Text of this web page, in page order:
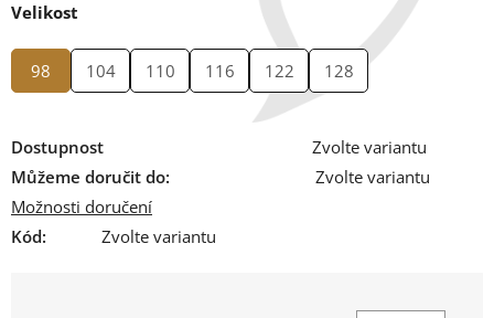
Velikost
98 104 110 116 122 128
Dostupnost
Zvolte variantu
Můžeme doručit do:
Zvolte variantu
Možnosti doručení
Kód:
Zvolte variantu